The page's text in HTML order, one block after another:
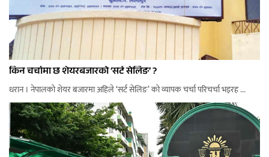
किन चर्चामा छ शेयरबजारको ‘सर्ट सेलिङ’ ?
धरान । नेपालको शेयर बजारमा अहिले ‘सर्ट सेलिङ’ को व्यापक चर्चा परिचर्चा भइरह ...